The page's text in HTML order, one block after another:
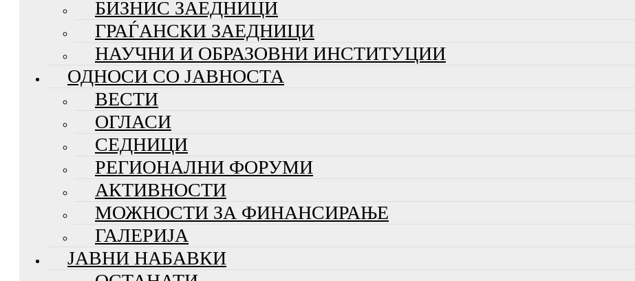
БИЗНИС ЗАЕДНИЦИ
ГРАЃАНСКИ ЗАЕДНИЦИ
НАУЧНИ И ОБРАЗОВНИ ИНСТИТУЦИИ
ОДНОСИ СО ЈАВНОСТА
ВЕСТИ
ОГЛАСИ
СЕДНИЦИ
РЕГИОНАЛНИ ФОРУМИ
АКТИВНОСТИ
МОЖНОСТИ ЗА ФИНАНСИРАЊЕ
ГАЛЕРИЈА
ЈАВНИ НАБАВКИ